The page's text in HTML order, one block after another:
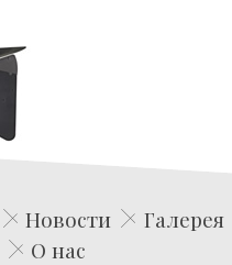
Edwin Film Agencja Aktorska
Новости
Галерея
О нас